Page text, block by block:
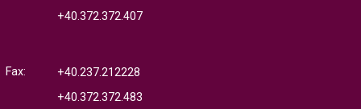
+40.372.372.407
Fax:
+40.237.212228
+40.372.372.483